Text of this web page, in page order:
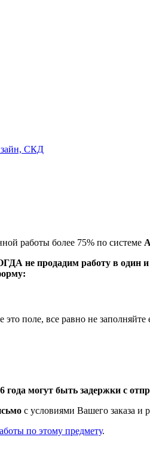
СКД
работы более 75% по системе
не продадим работу в один и
поле, все равно не заполняйте
могут быть задержки с
с условиями Вашего заказа и
по этому предмету.